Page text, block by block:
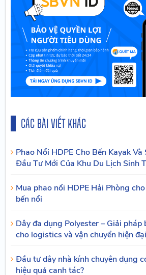
CÁC BÀI VIẾT KHÁC
Phao Nổi HDPE Cho Bến Kayak Và
Đầu Tư Mới Của Khu Du Lịch Sinh
Mua phao nổi HDPE Hải Phòng
bến nổi
Dây đa dụng Polyester – Giải pháp
cho logistics và vận chuyển hiện đại
Đầu tư dây nhà kính chuyên dụng
hiệu quả canh tác?